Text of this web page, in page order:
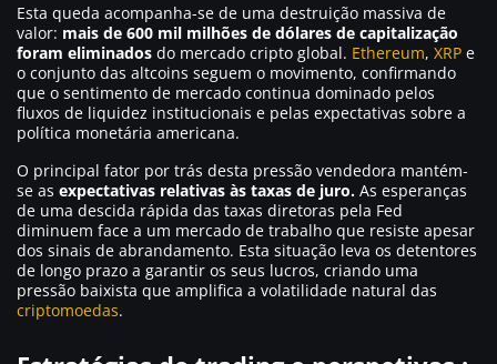
Esta queda acompanha-se de uma destruição massiva de
valor: mais de 600 mil milhões de dólares de capitalização
foram eliminados do mercado cripto global. Ethereum, XRP e
o conjunto das altcoins seguem o movimento, confirmando
que o sentimento de mercado continua dominado pelos
fluxos de liquidez institucionais e pelas expectativas sobre a
política monetária americana.
O principal fator por trás desta pressão vendedora mantém-
se as expectativas relativas às taxas de juro. As esperanças
de uma descida rápida das taxas diretoras pela Fed
diminuem face a um mercado de trabalho que resiste apesar
dos sinais de abrandamento. Esta situação leva os detentores
de longo prazo a garantir os seus lucros, criando uma
pressão baixista que amplifica a volatilidade natural das
criptomoedas.